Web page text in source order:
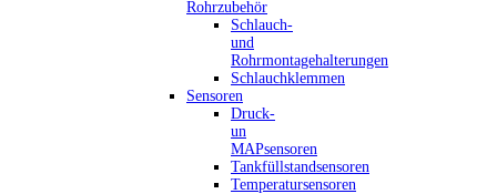
Rohrzubehör
Schlauch-
und
Rohrmontagehalterungen
Schlauchklemmen
Sensoren
Druck-
un
MAPsensoren
Tankfüllstandsensoren
Temperatursensoren